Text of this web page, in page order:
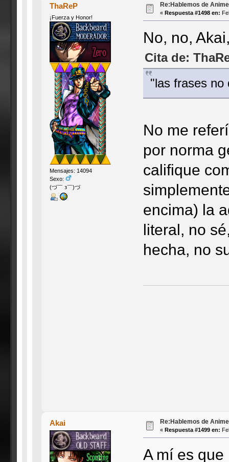
ThaReP
¡Fuerza y Honor!
Mensajes: 14094
Sexo:
(づ￣ з￣)づ
Re:Hablemos de
« Respuesta #1498 en:
No, no,
Cita de:
"las frases no
No me
por norma
califique
encima) la
literal, no
hecha, no
Akai Re:Hablemos de
« Respuesta #1499 en:
A mí es